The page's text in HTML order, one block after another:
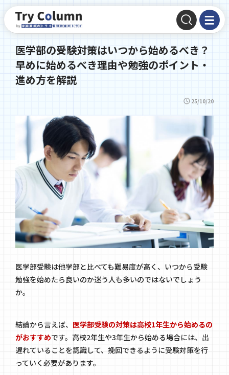
医学部の受験対策はいつから始めるべき？
早めに始めるべき理由や勉強のポイント・
進め方を解説
25/10/20
医学部受験は他学部と比べても難易度が高く、いつから受験
勉強を始めたら良いのか迷う人も多いのではないでしょう
か。
結論から言えば、 医学部受験の対策は高校1年生から始めるの
がおすすめです。高校2年生や3年生から始める場合には、出
遅れていることを認識して、挽回できるように受験対策を行
っていく必要があります。